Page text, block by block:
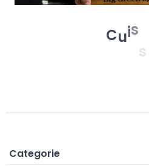
Cuis
Categorie